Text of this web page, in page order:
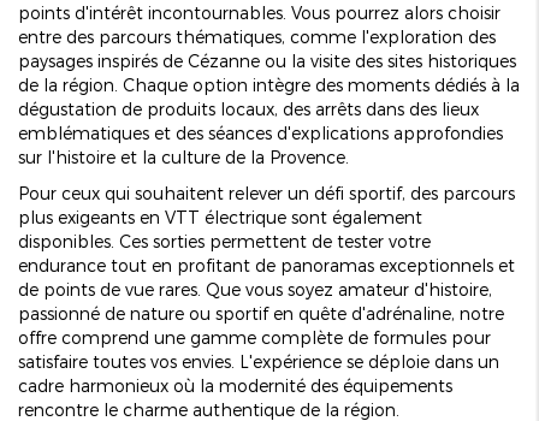
points d'intérêt incontournables. Vous pourrez alors choisir
entre des parcours thématiques, comme l'exploration des
paysages inspirés de Cézanne ou la visite des sites historiques
de la région. Chaque option intègre des moments dédiés à la
dégustation de produits locaux, des arrêts dans des lieux
emblématiques et des séances d'explications approfondies
sur l'histoire et la culture de la Provence.
Pour ceux qui souhaitent relever un défi sportif, des parcours
plus exigeants en VTT électrique sont également
disponibles. Ces sorties permettent de tester votre
endurance tout en profitant de panoramas exceptionnels et
de points de vue rares. Que vous soyez amateur d'histoire,
passionné de nature ou sportif en quête d'adrénaline, notre
offre comprend une gamme complète de formules pour
satisfaire toutes vos envies. L'expérience se déploie dans un
cadre harmonieux où la modernité des équipements
rencontre le charme authentique de la région.